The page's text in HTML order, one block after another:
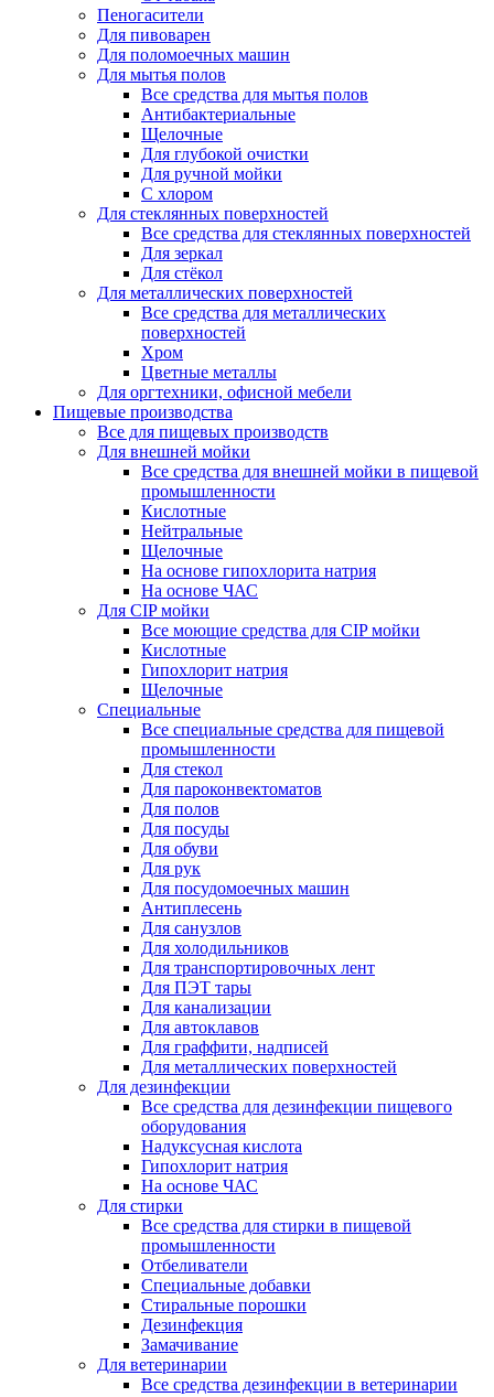
Пеногасители
Для пивоварен
Для поломоечных машин
Для мытья полов
Все средства для мытья полов
Антибактериальные
Щелочные
Для глубокой очистки
Для ручной мойки
С хлором
Для стеклянных поверхностей
Все средства для стеклянных поверхностей
Для зеркал
Для стёкол
Для металлических поверхностей
Все средства для металлических
поверхностей
Хром
Цветные металлы
Для оргтехники, офисной мебели
Пищевые производства
Все для пищевых производств
Для внешней мойки
Все средства для внешней мойки в пищевой
промышленности
Кислотные
Нейтральные
Щелочные
На основе гипохлорита натрия
На основе ЧАС
Для CIP мойки
Все моющие средства для CIP мойки
Кислотные
Гипохлорит натрия
Щелочные
Специальные
Все специальные средства для пищевой
промышленности
Для стекол
Для пароконвектоматов
Для полов
Для посуды
Для обуви
Для рук
Для посудомоечных машин
Антиплесень
Для санузлов
Для холодильников
Для транспортировочных лент
Для ПЭТ тары
Для канализации
Для автоклавов
Для граффити, надписей
Для металлических поверхностей
Для дезинфекции
Все средства для дезинфекции пищевого
оборудования
Надуксусная кислота
Гипохлорит натрия
На основе ЧАС
Для стирки
Все средства для стирки в пищевой
промышленности
Отбеливатели
Специальные добавки
Стиральные порошки
Дезинфекция
Замачивание
Для ветеринарии
Все средства дезинфекции в ветеринарии